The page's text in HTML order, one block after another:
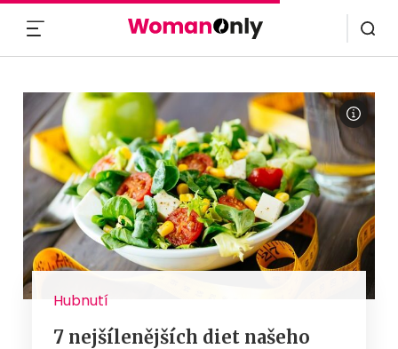
Hubnutí
7 nejšílenějších diet našeho